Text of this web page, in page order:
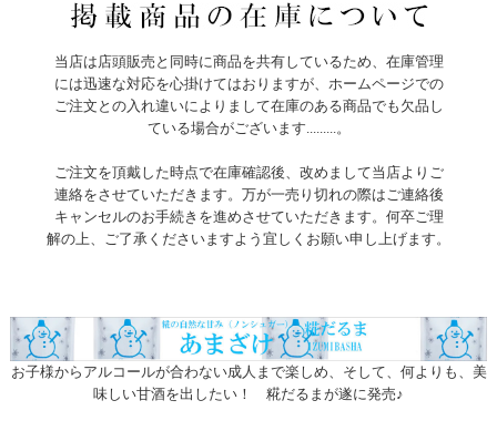
当店は店頭販売と同時に商品を共有しているため、在庫管理
には迅速な対応を心掛けてはおりますが、ホームページでの
ご注文との入れ違いによりまして在庫のある商品でも欠品し
ている場合がございます.........。
ご注文を頂戴した時点で在庫確認後、改めまして当店よりご
連絡をさせていただきます。万が一売り切れの際はご連絡後
キャンセルのお手続きを進めさせていただきます。何卒ご理
解の上、ご了承くださいますよう宜しくお願い申し上げます。
お子様からアルコールが合わない成人まで楽しめ、そして、何よりも、美
味しい甘酒を出したい！ 糀だるまが遂に発売♪